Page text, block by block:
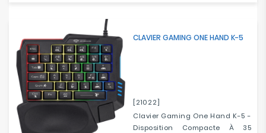
CLAVIER GAMING ONE HAND K-5
[21022]
Clavier Gaming One Hand K-5 -
Disposition Compacte À 35